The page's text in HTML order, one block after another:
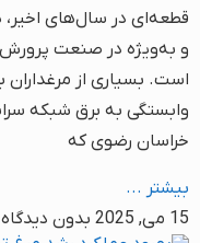
قطعه‌ای در سال‌های
و به‌ویژه در صنعت
است. بسیاری از مرغداران
وابستگی به برق شبکه
خراسان رضوی که
بیشتر ...
15 می, 2025
بدون دیدگاه